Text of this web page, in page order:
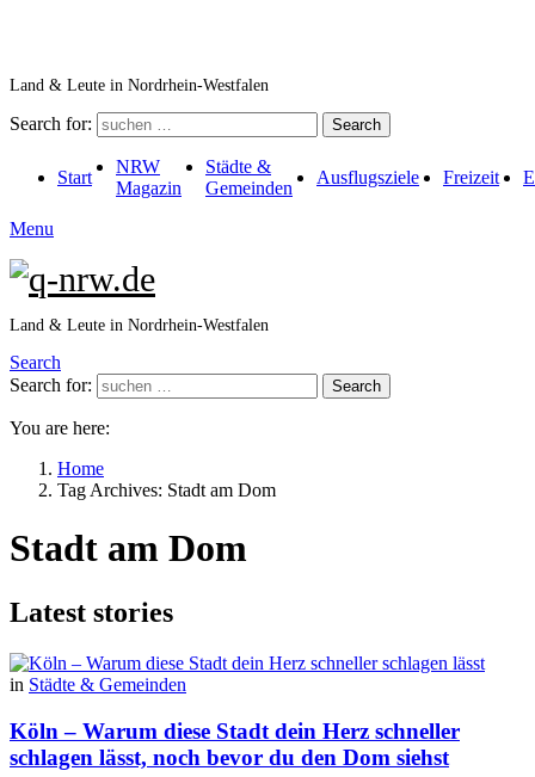
Land & Leute in Nordrhein-Westfalen
Search for: Search
Start
NRW
Magazin
Städte &
Gemeinden
Ausflugsziele Freizeit
Menu
Land & Leute in Nordrhein-Westfalen
Search
Search for:
Search
You are here:
Home
Tag Archives: Stadt am Dom
Stadt am Dom
Latest stories
in Städte & Gemeinden
Köln – Warum diese Stadt dein Herz schneller
schlagen lässt, noch bevor du den Dom siehst